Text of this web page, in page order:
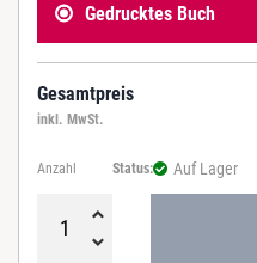
Gedrucktes Buch
Gesamtpreis
inkl. MwSt.
Anzahl Status: Auf Lager